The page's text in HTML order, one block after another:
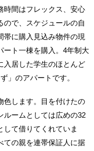
時間はフレックス、安心
ので、スケジュールの自
帯に購入見込み物件の現
ート一棟を購入。4年制大
入居した学生のほとんど
」のアパートです。
色します。目を付けたの
ルームとしては広めの32
して借りてくれていま
ての親を連帯保証人に据